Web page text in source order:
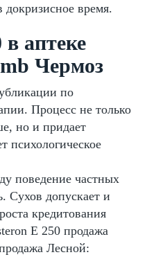
время.
аптеке
Чермоз
по
Процесс не только
но и придает
психологическое
поведение частных
Сухов допускает и
кредитования
E 250 продажа
Лесной: